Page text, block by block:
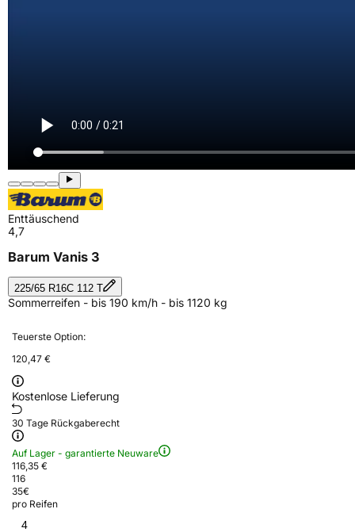
Enttäuschend
4,7
Barum Vanis 3
225/65 R16C 112 T
Sommerreifen - bis 190 km/h - bis 1120 kg
Teuerste Option:
120,47 €
Kostenlose Lieferung
30 Tage Rückgaberecht
Auf Lager - garantierte Neuware
116,35 €
116
35€
pro Reifen
4